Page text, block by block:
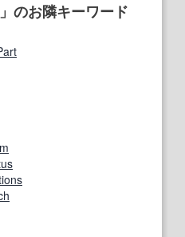
のお隣キーワード